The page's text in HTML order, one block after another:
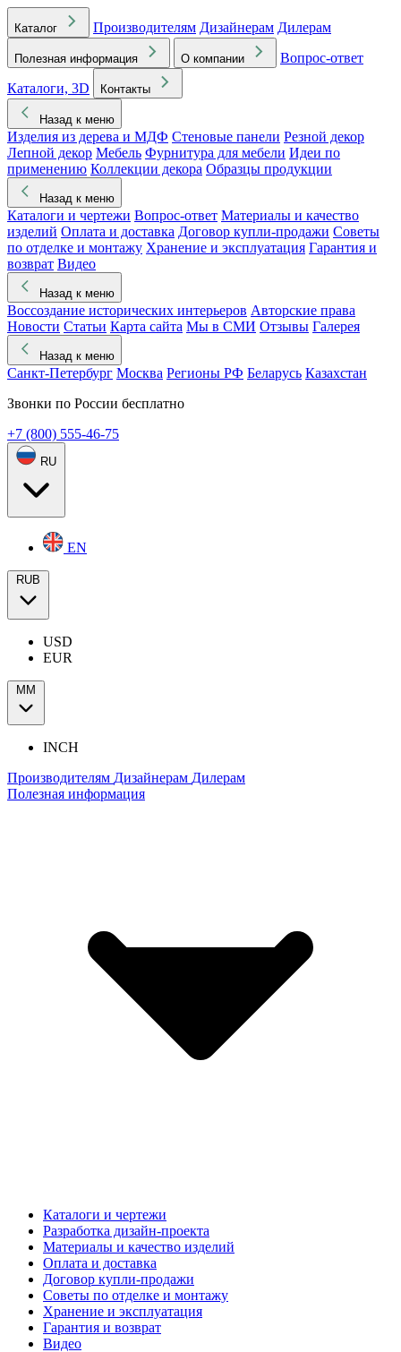
Каталог Производителям Дизайнерам Дилерам
Полезная информация О компании
Вопрос-ответ
Каталоги, 3D
Контакты
Назад к меню
Изделия из дерева и МДФ Стеновые панели Резной декор
Лепной декор Мебель Фурнитура для мебели Идеи по
применению Коллекции декора Образцы продукции
Назад к меню
Каталоги и чертежи Вопрос-ответ Материалы и качество
изделий Оплата и доставка Договор купли-продажи Советы
по отделке и монтажу Хранение и эксплуатация Гарантия и
возврат Видео
Назад к меню
Воссоздание исторических интерьеров Авторские права
Новости Статьи Карта сайта Мы в СМИ Отзывы Галерея
Назад к меню
Санкт-Петербург Москва Регионы РФ Беларусь Казахстан
Звонки по России бесплатно
+7 (800) 555-46-75
RU
EN
RUB
USD
EUR
ММ
INCH
Производителям Дизайнерам Дилерам
Полезная информация
Каталоги и чертежи
Разработка дизайн-проекта
Материалы и качество изделий
Оплата и доставка
Договор купли-продажи
Советы по отделке и монтажу
Хранение и эксплуатация
Гарантия и возврат
Видео